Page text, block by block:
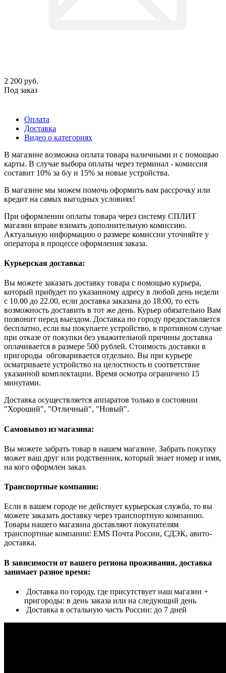
2 200 руб.
Под заказ
Оплата
Доставка
Видео о категориях
В магазине возможна оплата товара наличными и с помощью
карты. В случае выбора оплаты через терминал - комиссия
составит 10% за б/у и 15% за новые устройства.
В магазине мы можем помочь оформить вам рассрочку или
кредит на самых выгодных условиях!
При оформлении оплаты товара через систему СПЛИТ
магазин вправе взимать дополнительную комиссию.
Актуальную информацию о размере комиссии уточняйте у
оператора в процессе оформления заказа.
Курьерская доставка:
Вы можете заказать доставку товара с помощью курьера,
который прибудет по указанному адресу в любой день недели
с 10.00 до 22.00, если доставка заказана до 18:00, то есть
возможность доставить в тот же день. Курьер обязательно Вам
позвонит перед выездом. Доставка по городу предоставляется
бесплатно, если вы покупаете устройство, в противном случае
при отказе от покупки без уважительной причины доставка
оплачивается в размере 500 рублей. Стоимость доставки в
пригороды обговаривается отдельно. Вы при курьере
осматриваете устройство на целостность и соответствие
указанной комплектации. Время осмотра ограничено 15
минутами.
Доставка осуществляется аппаратов только в состоянии
"Хороший", "Отличный", "Новый".
Самовывоз из магазина:
Вы можете забрать товар в нашем магазине. Забрать покупку
может ваш друг или родственник, который знает номер и имя,
на кого оформлен заказ.
Транспортные компании:
Если в вашем городе не действует курьерская служба, то вы
можете заказать доставку через транспортную компанию.
Товары нашего магазина доставляют покупателям
транспортные компании: EMS Почта России, СДЭК, авито-
доставка.
В зависимости от вашего региона проживания, доставка
занимает разное время:
Доставка по городу, где присутствует наш магазин +
пригороды: в день заказа или на следующий день
Доставка в остальную часть России: до 7 дней